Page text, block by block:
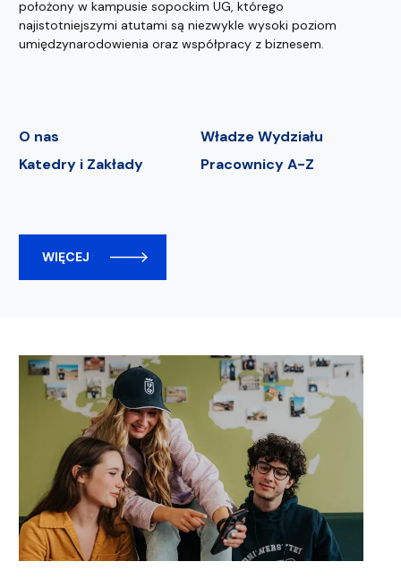
położony w kampusie sopockim UG, którego
najistotniejszymi atutami są niezwykle wysoki poziom
umiędzynarodowienia oraz współpracy z biznesem.
O nas
Władze Wydziału
Katedry i Zakłady
Pracownicy A-Z
WIĘCEJ